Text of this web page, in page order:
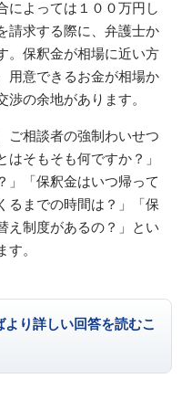
によっては１００万円し
請求する際に、弁護士か
。保釈金が相場に近い方
用意できるお金が相場か
渉の余地があります。
ご相談者の強制わいせつ
そもそも何ですか？」
」「保釈金はいつ帰って
るまでの時間は？」「保
え制度があるの？」とい
す。
り詳しい回答を読むこ